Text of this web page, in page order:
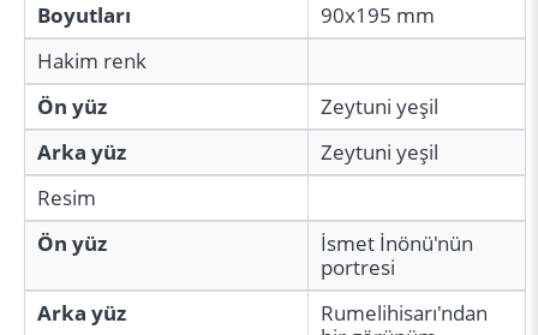
Boyutları
90x195 mm
Hakim renk
Ön yüz
Zeytuni yeşil
Arka yüz
Zeytuni yeşil
Resim
Ön yüz
İsmet İnönü'nün
portresi
Arka yüz
Rumelihisarı'ndan